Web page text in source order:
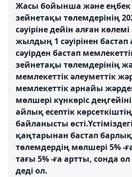
Жасы бойынша және еңбек
зейнетақы төлемдерінің
сәуіріне дейін алған
жылдың 1 сәуірінен бастап
сәуірден бастап
зейнетақы төлемдерінің
мемлекеттік әлеуметтік
мемлекеттік арнайы
мөлшері күнкөріс
айлық есептік
байланысты
қаңтарынан бастап барлық
төлемдердің мөлшері 5% -
тағы 5% -ға артты, сонда
деді ол.